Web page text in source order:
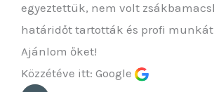
egyeztettük, nem volt
határidőt tartották és profi munkát
Ajánlom őket!
Közzétéve itt: Google